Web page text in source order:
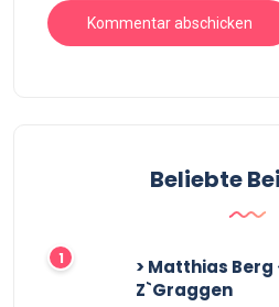
Beliebte
> Matthias Berg
Z`Graggen